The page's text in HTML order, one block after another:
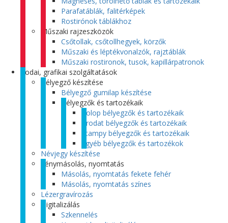
Parafatáblák, falitérképek
Rostirónok táblákhoz
Műszaki rajzeszközök
Csőtollak, csőtollhegyek, körzők
Műszaki és léptékvonalzók, rajztáblák
Műszaki rostironok, tusok, kapillárpatronok
Irodai, grafikai szolgáltatások
Bélyegző készítése
Bélyegző gumilap készítése
Bélyegzők és tartozékaik
Colop bélyegzők és tartozékaik
Trodat bélyegzők és tartozékaik
Stampy bélyegzők és tartozékaik
Egyéb bélyegzők és tartozékok
Névjegy készítése
Fénymásolás, nyomtatás
Másolás, nyomtatás fekete fehér
Másolás, nyomtatás színes
Lézergravírozás
Digitalizálás
Szkennelés